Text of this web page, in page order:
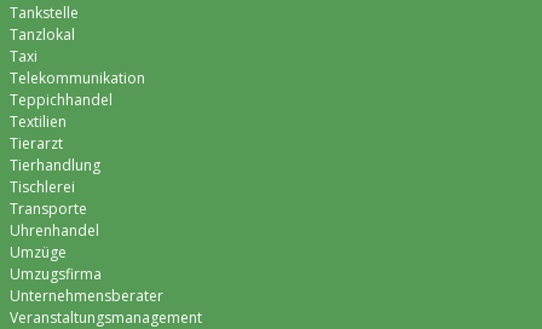
Tankstelle
Tanzlokal
Taxi
Telekommunikation
Teppichhandel
Textilien
Tierarzt
Tierhandlung
Tischlerei
Transporte
Uhrenhandel
Umzüge
Umzugsfirma
Unternehmensberater
Veranstaltungsmanagement